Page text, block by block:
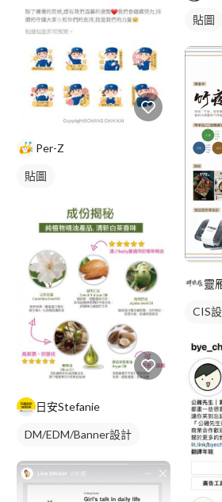
Per-Z
貼圖
日安Stefanie
DM/EDM/Banner設計
貼圖
靈
CIS